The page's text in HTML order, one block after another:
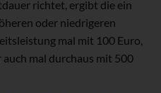
richtet, ergibt die ein
oder niedrigeren
mal mit 100 Euro,
mal durchaus mit 500